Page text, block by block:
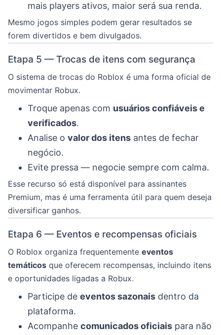
mais players ativos, maior será sua renda.
Mesmo jogos simples podem gerar resultados se
forem divertidos e bem divulgados.
Etapa 5 — Trocas de itens com segurança
O sistema de trocas do Roblox é uma forma oficial de
movimentar Robux.
Troque apenas com usuários confiáveis e
verificados.
Analise o valor dos itens antes de fechar
negócio.
Evite pressa — negocie sempre com calma.
Esse recurso só está disponível para assinantes
Premium, mas é uma ferramenta útil para quem deseja
diversificar ganhos.
Etapa 6 — Eventos e recompensas oficiais
O Roblox organiza frequentemente eventos
temáticos que oferecem recompensas, incluindo itens
e oportunidades ligadas a Robux.
Participe de eventos sazonais dentro da
plataforma.
Acompanhe comunicados oficiais para não